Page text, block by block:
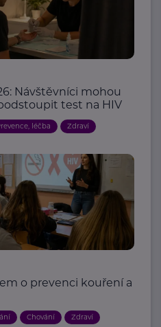
Návštěvníci mohou
test na HIV
léčba Zdraví
o prevenci kouření a
Chování Zdraví